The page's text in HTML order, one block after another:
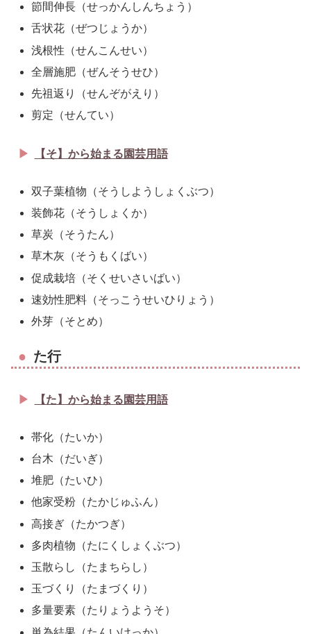
節間伸長（せっかんしんちょう）
舌状花（ぜつじょうか）
浅根性（せんこんせい）
全層施肥（ぜんそうせひ）
先祖返り（せんぞがえり）
剪定（せんてい）
【そ】から始まる園芸用語
双子葉植物（そうしようしょくぶつ）
装飾花（そうしょくか）
草炭（そうたん）
草木灰（そうもくばい）
促成栽培（そくせいさいばい）
速効性肥料（そっこうせいひりょう）
外芽（そとめ）
た行
【た】から始まる園芸用語
帯化（たいか）
台木（だいぎ）
堆肥（たいひ）
他家受粉（たかじゅふん）
高接ぎ（たかつぎ）
多肉植物（たにくしょくぶつ）
玉散らし（たまちらし）
玉づくり（たまづくり）
多量要素（たりょうようそ）